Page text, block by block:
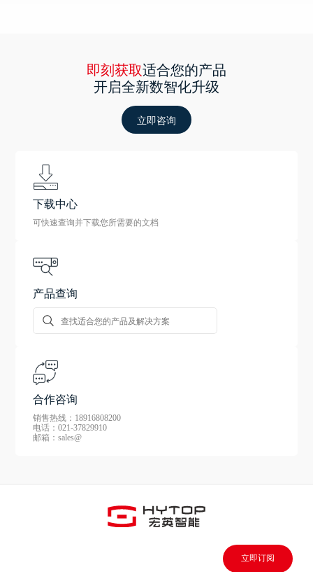
即刻获取适合您的产品
开启全新数智化升级
立即咨询
下载中心
可快速查询并下载您所需要的文档
产品查询
合作咨询
销售热线：18916808200
电话：021-37829910
邮箱：sales@
立即订阅